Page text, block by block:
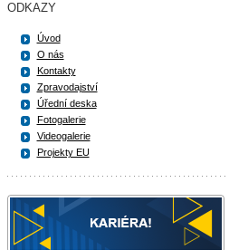
ODKAZY
Úvod
O nás
Kontakty
Zpravodajství
Úřední deska
Fotogalerie
Videogalerie
Projekty EU